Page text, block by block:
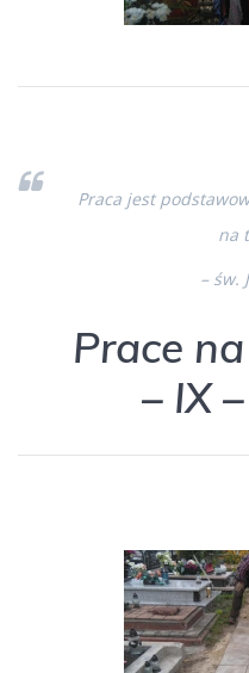
Praca jest
na
– św.
Prace
– IX